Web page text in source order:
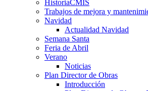
HistoriaCMIS
Trabajos de mejora y
Navidad
Actualidad Navidad
Semana Santa
Feria de Abril
Verano
Noticias
Plan Director de Obras
Introducción